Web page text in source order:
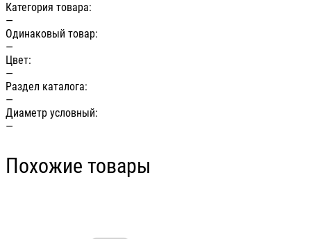
Категория товара:
—
Одинаковый товар:
—
Цвет:
—
Раздел каталога:
—
Диаметр условный:
—
Похожие товары